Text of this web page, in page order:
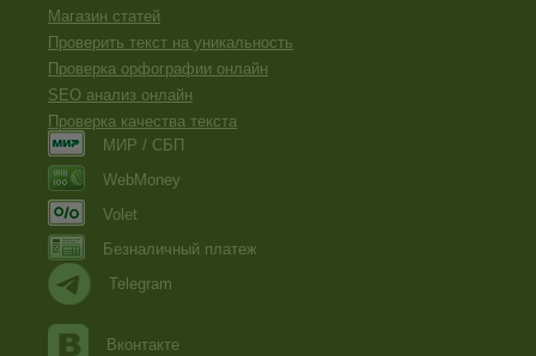
Магазин статей
Проверить текст на уникальность
Проверка орфографии онлайн
SEO анализ онлайн
Проверка качества текста
МИР / СБП
WebMoney
Volet
Безналичный платеж
Telegram
Вконтакте